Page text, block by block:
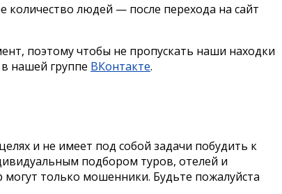
людей — после перехода на сайт
поэтому чтобы не пропускать наши находки
нашей группе ВКонтакте.
и не имеет под собой задачи побудить к
подбором туров, отелей и
только мошенники. Будьте пожалуйста